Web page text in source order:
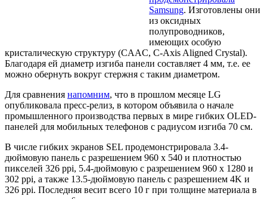
Samsung. Изготовлены они
из оксидных
полупроводников,
имеющих особую
кристалическую структуру (CAAC, C-Axis Aligned Crystal).
Благодаря ей диаметр изгиба панели составляет 4 мм, т.е. ее
можно обернуть вокруг стержня с таким диаметром.
Для сравнения напомним, что в прошлом месяце LG
опубликовала пресс-релиз, в котором объявила о начале
промышленного производства первых в мире гибких OLED-
панелей для мобильных телефонов с радиусом изгиба 70 см.
В числе гибких экранов SEL продемонстрировала 3.4-
дюймовую панель с разрешением 960 x 540 и плотностью
пикселей 326 ppi, 5.4-дюймовую с разрешением 960 x 1280 и
302 ppi, а также 13.5-дюймовую панель с разрешением 4K и
326 ppi. Последняя весит всего 10 г при толщине материала в